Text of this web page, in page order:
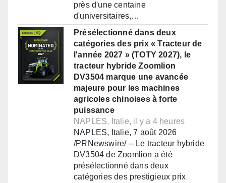
près d'une centaine
d'universitaires,…
Présélectionné dans deux
catégories des prix « Tracteur de
l'année 2027 » (TOTY 2027), le
tracteur hybride Zoomlion
DV3504 marque une avancée
majeure pour les machines
agricoles chinoises à forte
puissance
NAPLES, Italie, il y a 4 heures
NAPLES, Italie, 7 août 2026
/PRNewswire/ -- Le tracteur hybride
DV3504 de Zoomlion a été
présélectionné dans deux
catégories des prestigieux prix